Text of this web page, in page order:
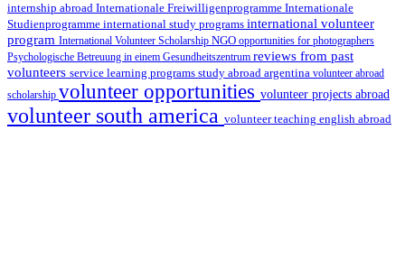
internship abroad Internationale Freiwilligenprogramme Internationale
Studienprogramme international study programs international volunteer
program International Volunteer Scholarship NGO opportunities for photographers
Psychologische Betreuung in einem Gesundheitszentrum reviews from past
volunteers service learning programs study abroad argentina volunteer abroad
scholarship volunteer opportunities volunteer projects abroad
volunteer south america volunteer teaching english abroad